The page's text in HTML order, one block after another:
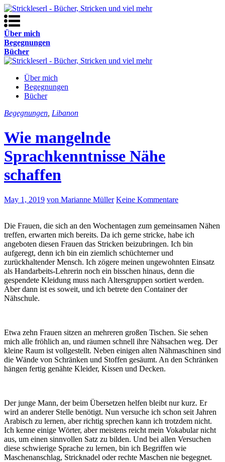
Über mich
Begegnungen
Bücher
Über mich
Begegnungen
Bücher
Begegnungen Libanon
Wie mangelnde
Sprachkenntnisse Nähe
schaffen
May 1, 2019 von Marianne Müller Keine Kommentare
Die Frauen, die sich an den Wochentagen zum gemeinsamen Nähen
treffen, erwarten mich bereits. Da ich gerne stricke, habe ich
angeboten diesen Frauen das Stricken beizubringen. Ich bin
aufgeregt, denn ich bin ein ziemlich schüchterner und
zurückhaltender Mensch. Ich zögere meinen ungewohnten Einsatz
als Handarbeits-Lehrerin noch ein bisschen hinaus, denn die
gespendete Kleidung muss nach Altersgruppen sortiert werden.
Aber dann ist es soweit, und ich betrete den Container der
Nähschule.
Etwa zehn Frauen sitzen an mehreren großen Tischen. Sie sehen
mich alle fröhlich an, und räumen schnell ihre Nähsachen weg. Der
kleine Raum ist vollgestellt. Neben einigen alten Nähmaschinen sind
die Wände von Schränken und Stoffen gesäumt. An den Schränken
hängen fertig genähte Kleider, Kissen und Decken.
Der junge Mann, der beim Übersetzen helfen bleibt nur kurz. Er
wird an anderer Stelle benötigt. Nun versuche ich schon seit Jahren
Arabisch zu lernen, aber richtig sprechen kann ich trotzdem nicht.
Ich kenne einige Wörter, aber meistens reicht mein Vokabular nicht
aus, um einen sinnvollen Satz zu bilden. Und bei allen Versuchen
diese schwierige Sprache zu lernen, bin ich Begriffen wie
Maschenanschlag, Stricknadel oder rechte Maschen nie begegnet.